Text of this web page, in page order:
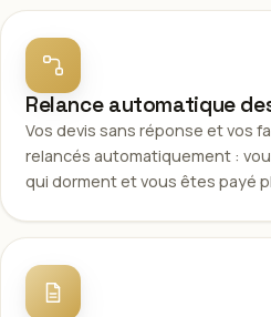
Relance automatique
Vos devis sans réponse et vos
relancés automatiquement :
qui dorment et vous êtes payé